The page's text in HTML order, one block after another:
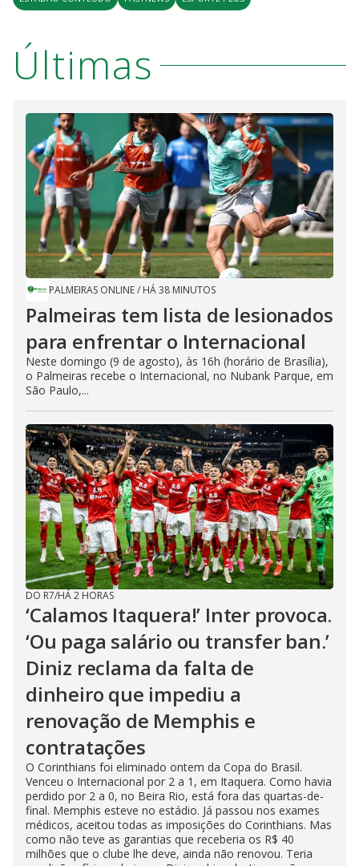
Últimas
PALMEIRAS ONLINE/ HÁ 38 MINUTOS
Palmeiras tem lista de lesionados
para enfrentar o Internacional
Neste domingo (9 de agosto), às 16h (horário de Brasília),
o Palmeiras recebe o Internacional, no Nubank Parque, em
São Paulo,...
DO R7/HÁ 2 HORAS
‘Calamos Itaquera!’ Inter provoca.
‘Ou paga salário ou transfer ban.’
Diniz reclama da falta de
dinheiro que impediu a
renovação de Memphis e
contratações
O Corinthians foi eliminado ontem da Copa do Brasil.
Venceu o Internacional por 2 a 1, em Itaquera. Como havia
perdido por 2 a 0, no Beira Rio, está fora das quartas-de-
final. Memphis esteve no estádio. Já passou nos exames
médicos, aceitou todas as imposições do Corinthians. Mas
como não teve as garantias que receberia os R$ 40
milhões que o clube lhe deve, ainda não renovou. Teria